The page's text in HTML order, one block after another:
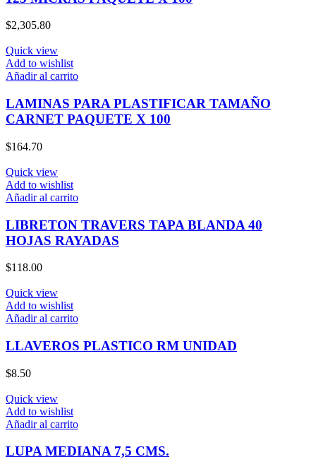
$2,305.80
Quick view
Add to wishlist
Añadir al carrito
LAMINAS PARA PLASTIFICAR TAMAÑO
CARNET PAQUETE X 100
$164.70
Quick view
Add to wishlist
Añadir al carrito
LIBRETON TRAVERS TAPA BLANDA 40
HOJAS RAYADAS
$118.00
Quick view
Add to wishlist
Añadir al carrito
LLAVEROS PLASTICO RM UNIDAD
$8.50
Quick view
Add to wishlist
Añadir al carrito
LUPA MEDIANA 7,5 CMS.